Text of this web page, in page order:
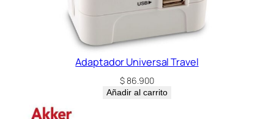
Adaptador Universal Travel
$86.900
Añadir al carrito